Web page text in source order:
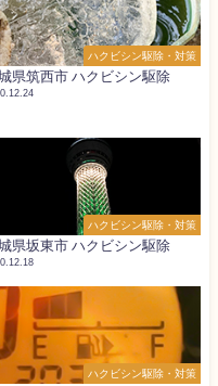
ハクビシン駆除・対策
県筑西市 ハクビシン駆除
ハクビシン駆除・対策
県坂東市 ハクビシン駆除
ハクビシン駆除・対策